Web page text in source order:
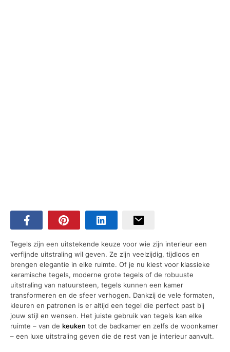
Tegels zijn een uitstekende keuze voor wie zijn interieur een
verfijnde uitstraling wil geven. Ze zijn veelzijdig, tijdloos en
brengen elegantie in elke ruimte. Of je nu kiest voor klassieke
keramische tegels, moderne grote tegels of de robuuste
uitstraling van natuursteen, tegels kunnen een kamer
transformeren en de sfeer verhogen. Dankzij de vele formaten,
kleuren en patronen is er altijd een tegel die perfect past bij
jouw stijl en wensen. Het juiste gebruik van tegels kan elke
ruimte – van de keuken tot de badkamer en zelfs de woonkamer
– een luxe uitstraling geven die de rest van je interieur aanvult.